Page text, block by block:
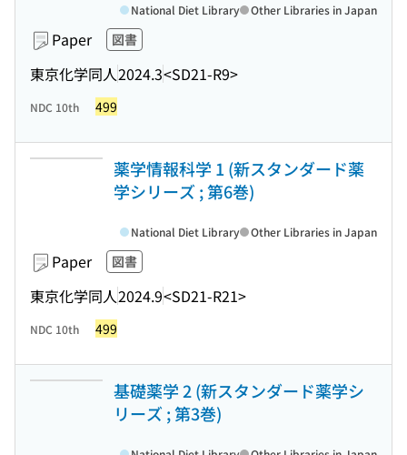
Paper 図書
東京化学同人2024.3<SD21-R9>
National Diet Library Other Libraries in Japan
NDC 10th 499
薬学情報科学 1 (新スタンダード薬
学シリーズ ; 第6巻)
Paper 図書
東京化学同人2024.9<SD21-R21>
National Diet Library Other Libraries in Japan
NDC 10th 499
基礎薬学 2 (新スタンダード薬学シ
リーズ ; 第3巻)